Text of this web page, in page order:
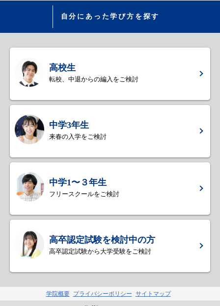
自分にあった学び方を探す
高校生
転校、中退からの編入をご検討
中学3年生
来春の入学をご検討
中学1〜３年生
フリースクールをご検討
高卒認定試験を検討中の方
高卒認定試験から大学受験をご検討
学院概要 プライバシーポリシー サイトマップ